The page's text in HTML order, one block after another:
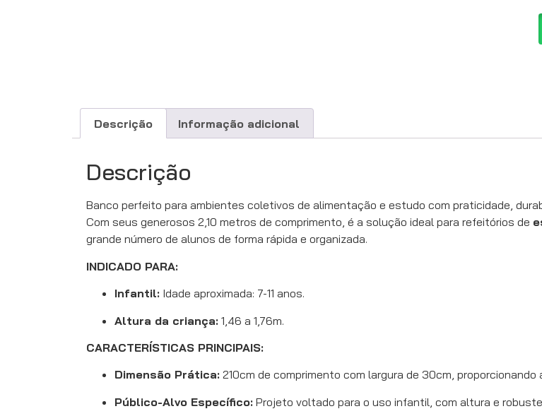
Descrição Informação adicional
Descrição
Banco perfeito para ambientes coletivos de alimentação e estudo com praticidade,
Com seus generosos 2,10 metros de comprimento, é a solução ideal para refeitórios de
grande número de alunos de forma rápida e organizada.
INDICADO PARA:
Infantil: Idade aproximada: 7-11 anos.
Altura da criança: 1,46 a 1,76m.
CARACTERÍSTICAS PRINCIPAIS:
Dimensão Prática: 210cm de comprimento com largura de 30cm,
Público-Alvo Específico: Projeto voltado para o uso infantil, com altura e